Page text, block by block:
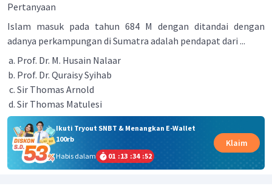
Pertanyaan
Islam masuk pada tahun 684 M dengan ditandai dengan
adanya perkampungan di Sumatra adalah pendapat dari ...
Prof. Dr. M. Husain Nalaar
Prof. Dr. Quraisy Syihab
Sir Thomas Arnold
Sir Thomas Matulesi
Ikuti Tryout SNBT & Menangkan E-Wallet
100rb
Habis dalam
01 :13 :34 :52
Klaim